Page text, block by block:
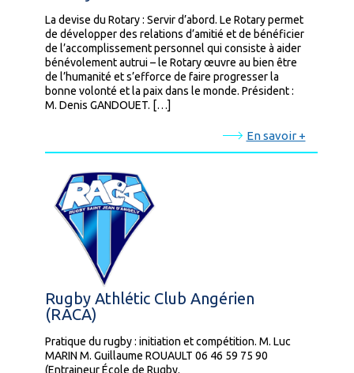
La devise du Rotary : Servir d’abord. Le Rotary permet
de développer des relations d’amitié et de bénéficier
de l’accomplissement personnel qui consiste à aider
bénévolement autrui – le Rotary œuvre au bien être
de l’humanité et s’efforce de faire progresser la
bonne volonté et la paix dans le monde. Président :
M. Denis GANDOUET. […]
En savoir +
Rugby Athlétic Club Angérien
(RACA)
Pratique du rugby : initiation et compétition. M. Luc
MARIN M. Guillaume ROUAULT 06 46 59 75 90
(Entraineur École de Rugby.